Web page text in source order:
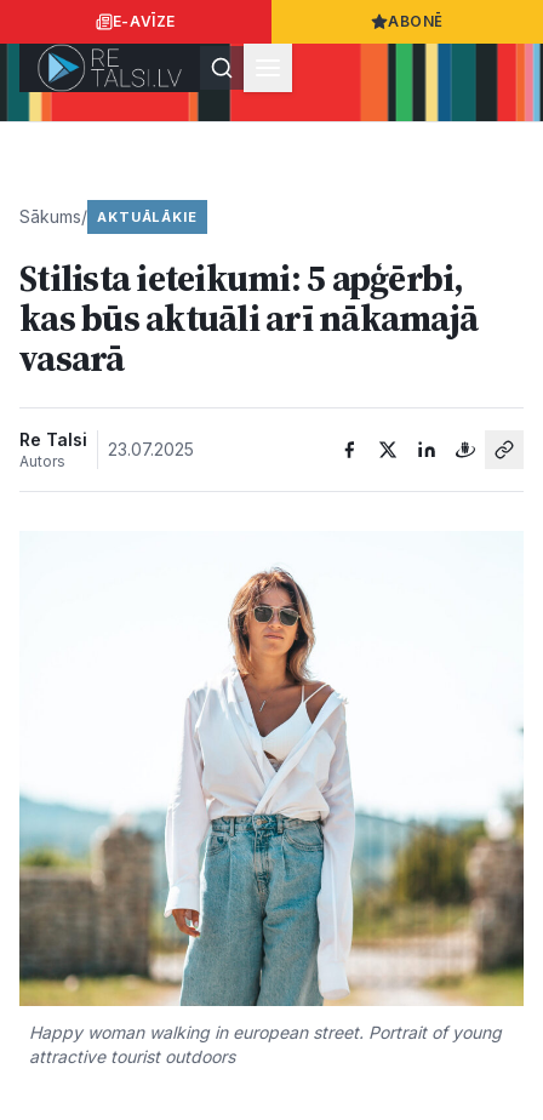
E-AVĪZE ABONĒ
Ziņas
Kultūra
Bizness
Video
Vieta
Sludinājumi
Pasākumi
Reklāma
Sākums/ AKTUĀLĀKIE
Stilista ieteikumi: 5 apģērbi,
kas būs aktuāli arī nākamajā
vasarā
Re Talsi
Autors
23.07.2025
Happy woman walking in european street. Portrait of young
attractive tourist outdoors